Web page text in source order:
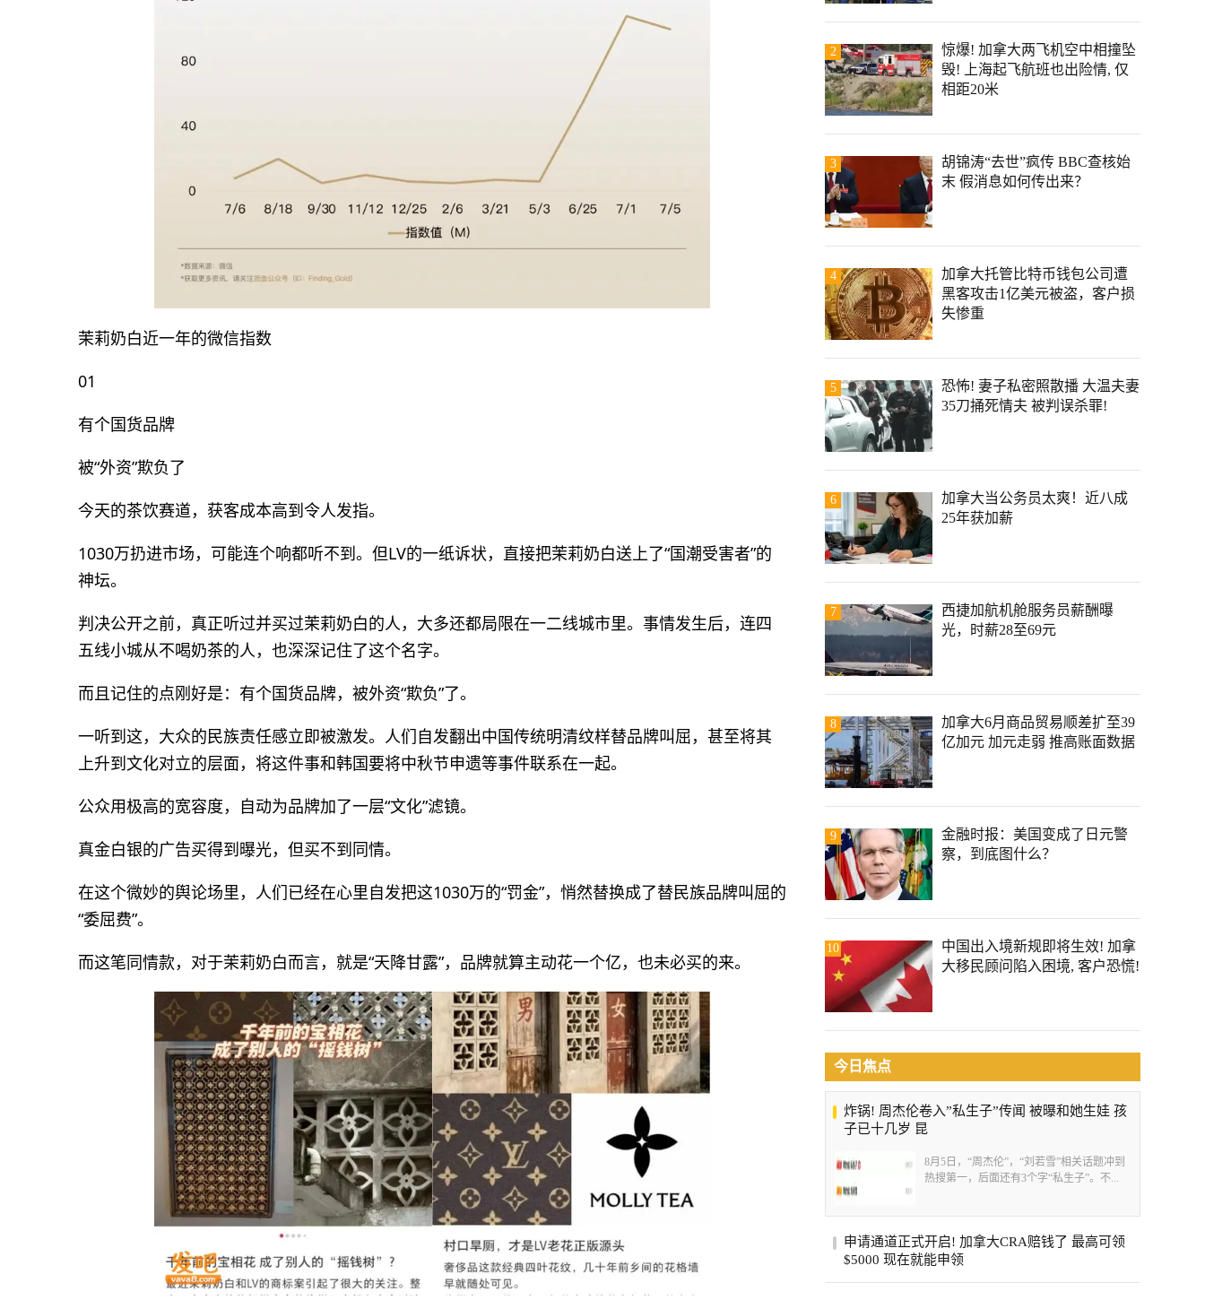
茉莉奶白近一年的微信指数
01
有个国货品牌
被“外资”欺负了
今天的茶饮赛道，获客成本高到令人发指。
1030万扔进市场，可能连个响都听不到。但LV的一纸诉状，直接把茉莉奶白送上了“国潮受害者”的
神坛。
判决公开之前，真正听过并买过茉莉奶白的人，大多还都局限在一二线城市里。事情发生后，连四
五线小城从不喝奶茶的人，也深深记住了这个名字。
而且记住的点刚好是：有个国货品牌，被外资“欺负”了。
一听到这，大众的民族责任感立即被激发。人们自发翻出中国传统明清纹样替品牌叫屈，甚至将其
上升到文化对立的层面，将这件事和韩国要将中秋节申遗等事件联系在一起。
公众用极高的宽容度，自动为品牌加了一层“文化”滤镜。
真金白银的广告买得到曝光，但买不到同情。
在这个微妙的舆论场里，人们已经在心里自发把这1030万的“罚金”，悄然替换成了替民族品牌叫屈的
“委屈费”。
而这笔同情款，对于茉莉奶白而言，就是“天降甘露”，品牌就算主动花一个亿，也未必买的来。
2
惊爆! 加拿大两飞机空中相撞坠
毁! 上海起飞航班也出险情, 仅
相距20米
3
胡锦涛“去世”疯传 BBC查核始
末 假消息如何传出来？
4
加拿大托管比特币钱包公司遭
黑客攻击1亿美元被盗，客户损
失惨重
5
恐怖! 妻子私密照散播 大温夫妻
35刀捅死情夫 被判误杀罪!
6
加拿大当公务员太爽！近八成
25年获加薪
7
西捷加航机舱服务员薪酬曝
光，时薪28至69元
8
加拿大6月商品贸易顺差扩至39
亿加元 加元走弱 推高账面数据
9
金融时报：美国变成了日元警
察，到底图什么？
10
中国出入境新规即将生效! 加拿
大移民顾问陷入困境, 客户恐慌!
今日焦点
炸锅! 周杰伦卷入”私生子”传闻 被曝和她生娃 孩
子已十几岁 昆
8月5日，“周杰伦”，“刘若雪”相关话题冲到
热搜第一，后面还有3个字“私生子”。不...
申请通道正式开启! 加拿大CRA赔钱了 最高可领
$5000 现在就能申领